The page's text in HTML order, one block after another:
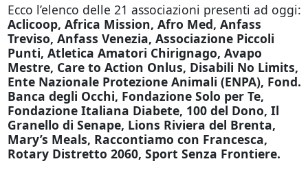
Ecco l’elenco delle 21 associazioni presenti ad oggi:
Aclicoop, Africa Mission, Afro Med, Anfass
Treviso, Anfass Venezia, Associazione Piccoli
Punti, Atletica Amatori Chirignago, Avapo
Mestre, Care to Action Onlus, Disabili No Limits,
Ente Nazionale Protezione Animali (ENPA), Fond.
Banca degli Occhi, Fondazione Solo per Te,
Fondazione Italiana Diabete, 100 del Dono, Il
Granello di Senape, Lions Riviera del Brenta,
Mary’s Meals, Raccontiamo con Francesca,
Rotary Distretto 2060, Sport Senza Frontiere.